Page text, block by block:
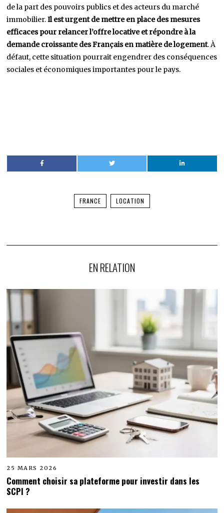
de la part des pouvoirs publics et des acteurs du marché
immobilier.Il est urgent de mettre en place des mesures
efficaces pour relancer l’offre locative et répondre à la
demande croissante des Français en matière de logement. À
défaut, cette situation pourrait engendrer des conséquences
sociales et économiques importantes pour le pays.
FRANCE LOCATION
EN RELATION
25 MARS 2026
Comment choisir sa plateforme pour investir dans les
SCPI ?